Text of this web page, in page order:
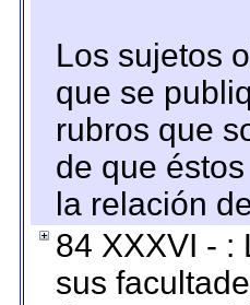
Los sujetos
que se
rubros que
de que
la relación
84 XXXVI - :
sus